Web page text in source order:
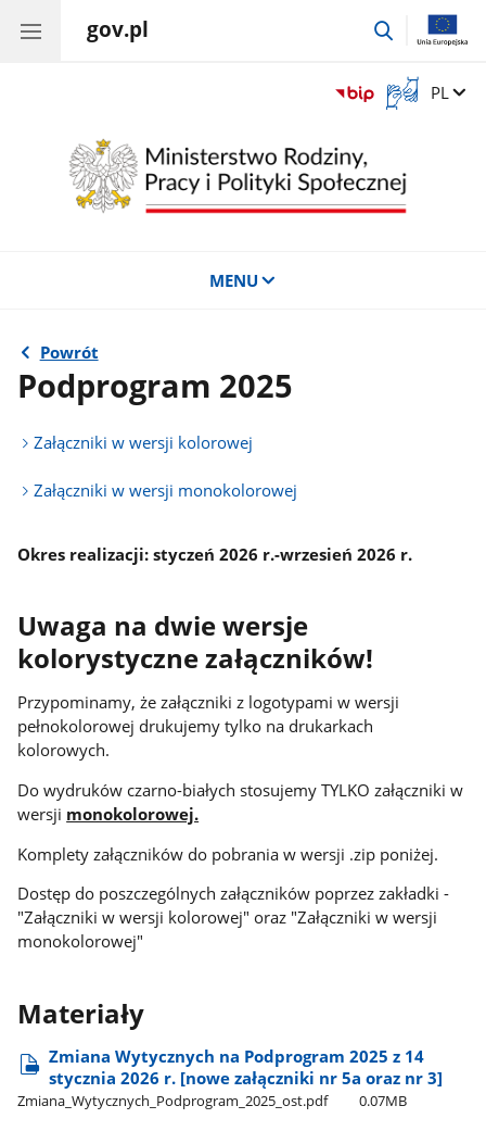
gov.pl
przejdź
Otwórz
okno
języka
migowego
Zmień
PL
MENU
Powrót
Podprogram 2025
Załączniki w wersji kolorowej
Załączniki w wersji monokolorowej
Okres realizacji: styczeń 2026 r.-wrzesień 2026 r.
Uwaga na dwie wersje
kolorystyczne załączników!
Przypominamy, że załączniki z logotypami w wersji
pełnokolorowej drukujemy tylko na drukarkach
kolorowych.
Do wydruków czarno-białych stosujemy TYLKO załączniki w
wersji monokolorowej.
Komplety załączników do pobrania w wersji .zip poniżej.
Dostęp do poszczególnych załączników poprzez zakładki -
"Załączniki w wersji kolorowej" oraz "Załączniki w wersji
monokolorowej"
Materiały
Zmiana Wytycznych na Podprogram 2025 z 14
stycznia 2026 r. [nowe załączniki nr 5a oraz nr 3]
Zmiana​_Wytycznych​_Podprogram​_2025​_ost.pdf 0.07MB